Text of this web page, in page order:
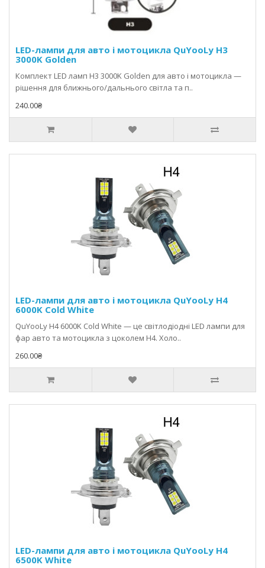
LED-лампи для авто і мотоцикла QuYooLy H3
3000K Golden
Комплект LED ламп H3 3000K Golden для авто і мотоцикла —
рішення для ближнього/дальнього світла та п..
240.00₴
LED-лампи для авто і мотоцикла QuYooLy H4
6000K Cold White
QuYooLy H4 6000K Cold White — це світлодіодні LED лампи для
фар авто та мотоцикла з цоколем H4. Холо..
260.00₴
LED-лампи для авто і мотоцикла QuYooLy H4
6500K White